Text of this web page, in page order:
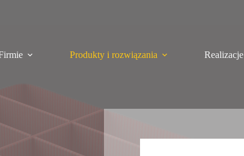
Produkty i rozwiązania Realizacje